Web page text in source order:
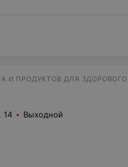
14 Выходной